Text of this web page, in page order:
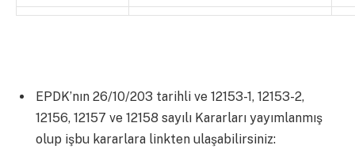
EPDK’nın 26/10/203 tarihli ve 12153-1, 12153-2,
12156, 12157 ve 12158 sayılı Kararları yayımlanmış
olup işbu kararlara linkten ulaşabilirsiniz: